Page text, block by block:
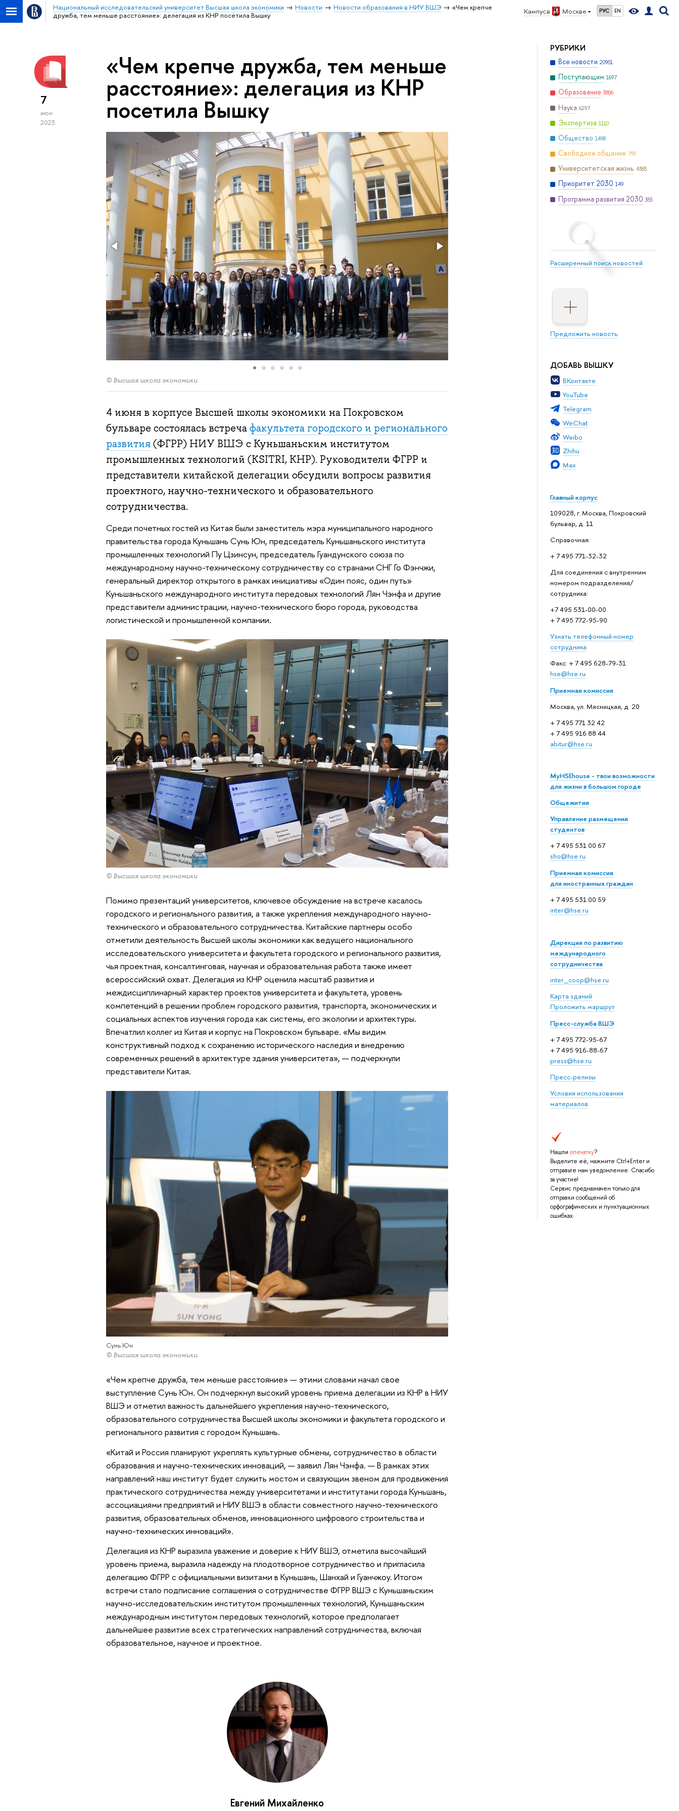
Кампус в Москве РУС EN
Национальный исследовательский университет Высшая школа экономики Новости Новости образования в НИУ ВШЭ
«Чем крепче
дружба, тем меньше расстояние»: делегация из КНР посетила Вышку
РУБРИКИ
Все новости 20951
Поступающим 1697
Образование 3806
Наука 6297
Экспертиза 1110
Общество 1498
Свободное общение 793
Университетская жизнь 4383
Приоритет 2030 149
Программа развития 2030 355
Расширенный поиск новостей
Предложить новость
ДОБАВЬ ВЫШКУ
ВКонтакте
YouTube
Telegram
WeChat
Weibo
Zhihu
Max
Главный корпус
109028, г. Москва, Покровский
бульвар, д. 11
Справочная:
+ 7 495 771-32-32
Для соединения с внутренним
номером подразделения/
сотрудника:
+7 495 531-00-00
+ 7 495 772-95-90
Узнать телефонный номер
сотрудника
Факс: + 7 495 628-79-31
hse@hse.ru
Приемная комиссия
Москва, ул. Мясницкая, д. 20
+ 7 495 771 32 42
+ 7 495 916 88 44
abitur@hse.ru
MyHSEhouse - твои возможности
для жизни в большом городе
Общежития
Управление размещения
студентов
+ 7 495 531 00 67
sho@hse.ru
Приемная комиссия
для иностранных граждан
+ 7 495 531 00 59
inter@hse.ru
Дирекция по развитию
международного
сотрудничества
inter_coop@hse.ru
Карта зданий
Проложить маршрут
Пресс-служба ВШЭ
+ 7 495 772-95-67
+ 7 495 916-88-67
press@hse.ru
Пресс-релизы
Условия использования
материалов
Нашли опечатку?
Выделите её, нажмите Ctrl+Enter и
отправьте нам уведомление. Спасибо
за участие!
Сервис предназначен только для
отправки сообщений об
орфографических и пунктуационных
ошибках.
7
июн
2023
«Чем крепче дружба, тем меньше
расстояние»: делегация из КНР
посетила Вышку
© Высшая школа экономики
4 июня в корпусе Высшей школы экономики на Покровском
бульваре состоялась встречафакультета городского и регионального
развития (ФГРР) НИУ ВШЭ с Куньшаньским институтом
промышленных технологий (KSITRI, КНР). Руководители ФГРР и
представители китайской делегации обсудили вопросы развития
проектного, научно-технического и образовательного
сотрудничества.
Среди почетных гостей из Китая были заместитель мэра муниципального народного
правительства города Куньшань Сунь Юн, председатель Куньшаньского института
промышленных технологий Пу Цзинсун, председатель Гуандунского союза по
международному научно-техническому сотрудничеству со странами СНГ Го Фэнчжи,
генеральный директор открытого в рамках инициативы «Один пояс, один путь»
Куньшаньского международного института передовых технологий Лян Чэнфа и другие
представители администрации, научно-технического бюро города, руководства
логистической и промышленной компании.
© Высшая школа экономики
Помимо презентаций университетов, ключевое обсуждение на встрече касалось
городского и регионального развития, а также укрепления международного научно-
технического и образовательного сотрудничества. Китайские партнеры особо
отметили деятельность Высшей школы экономики как ведущего национального
исследовательского университета и факультета городского и регионального развития,
чья проектная, консалтинговая, научная и образовательная работа также имеет
всероссийский охват. Делегация из КНР оценила масштаб развития и
междисциплинарный характер проектов университета и факультета, уровень
компетенций в решении проблем городского развития, транспорта, экономических и
социальных аспектов изучения города как системы, его экологии и архитектуры.
Впечатлил коллег из Китая и корпус на Покровском бульваре. «Мы видим
конструктивный подход к сохранению исторического наследия и внедрению
современных решений в архитектуре здания университета», — подчеркнули
представители Китая.
Сунь Юн
© Высшая школа экономики
«Чем крепче дружба, тем меньше расстояние» — этими словами начал свое
выступление Сунь Юн. Он подчеркнул высокий уровень приема делегации из КНР в НИУ
ВШЭ и отметил важность дальнейшего укрепления научно-технического,
образовательного сотрудничества Высшей школы экономики и факультета городского и
регионального развития с городом Куньшань.
«Китай и Россия планируют укреплять культурные обмены, сотрудничество в области
образования и научно-технических инноваций, — заявил Лян Чэнфа. — В рамках этих
направлений наш институт будет служить мостом и связующим звеном для продвижения
практического сотрудничества между университетами и институтами города Куньшань,
ассоциациями предприятий и НИУ ВШЭ в области совместного научно-технического
развития, образовательных обменов, инновационного цифрового строительства и
научно-технических инноваций».
Делегация из КНР выразила уважение и доверие к НИУ ВШЭ, отметила высочайший
уровень приема, выразила надежду на плодотворное сотрудничество и пригласила
делегацию ФГРР с официальными визитами в Куньшань, Шанхай и Гуанчжоу. Итогом
встречи стало подписание соглашения о сотрудничестве ФГРР ВШЭ с Куньшаньским
научно-исследовательским институтом промышленных технологий, Куньшаньским
международным институтом передовых технологий, которое предполагает
дальнейшее развитие всех стратегических направлений сотрудничества, включая
образовательное, научное и проектное.
Евгений Михайленко